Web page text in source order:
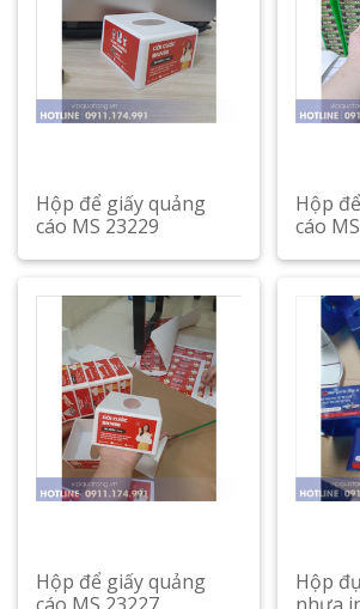
Hộp để giấy quảng
cáo MS 23229
Hộp
cáo
Hộp để giấy quảng
Hộp